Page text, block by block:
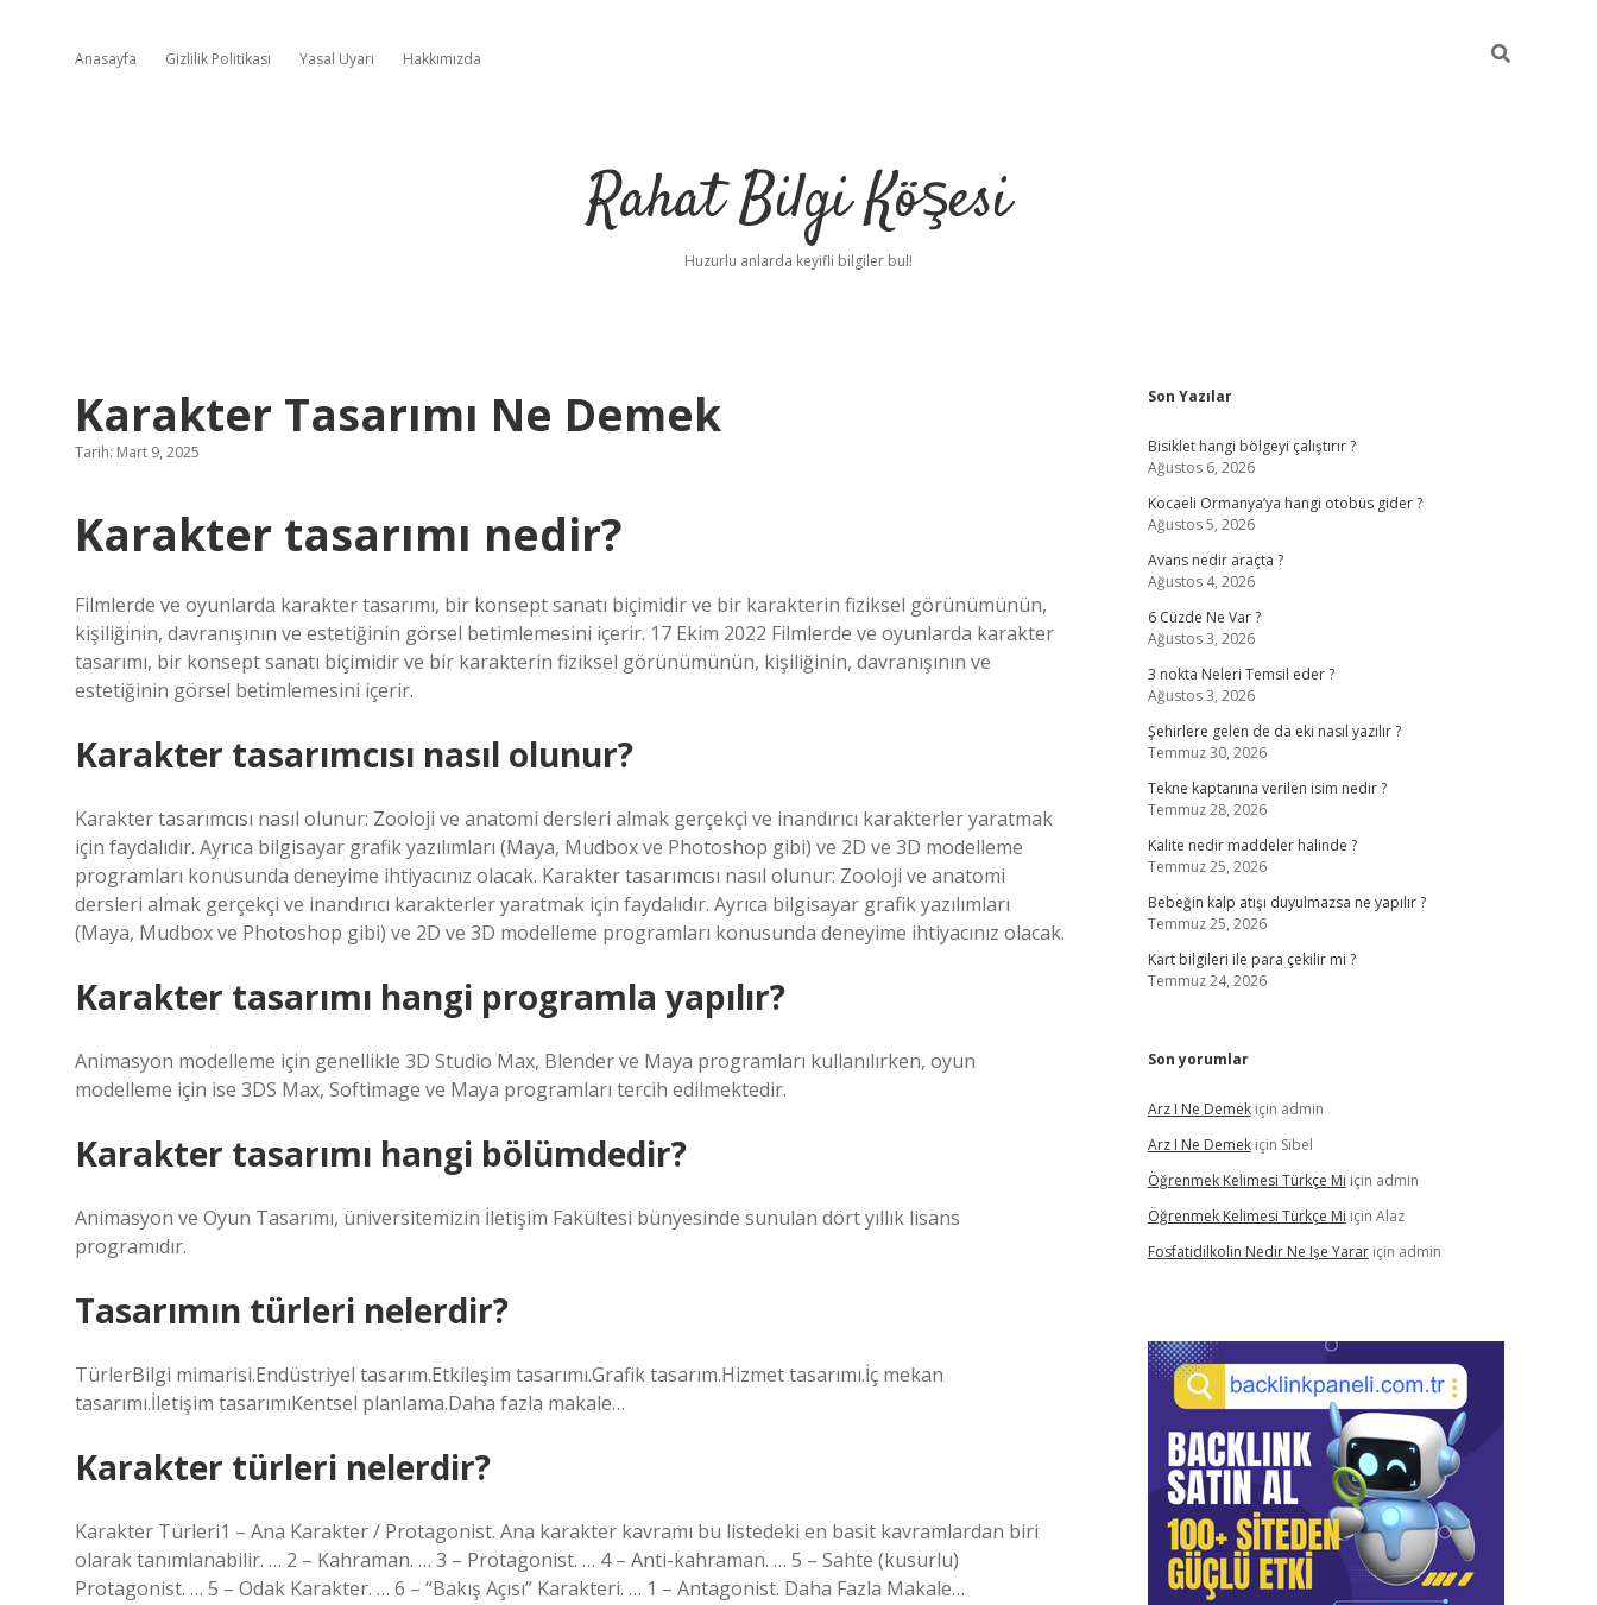
Anasayfa Gizlilik Politikası Yasal Uyarı Hakkımızda
Rahat Bilgi Köşesi
Huzurlu anlarda keyifli bilgiler bul!
Karakter Tasarımı Ne Demek
Tarih: Mart 9, 2025
Karakter tasarımı nedir?
Filmlerde ve oyunlarda karakter tasarımı, bir konsept sanatı biçimidir ve bir karakterin fiziksel görünümünün,
kişiliğinin, davranışının ve estetiğinin görsel betimlemesini içerir. 17 Ekim 2022 Filmlerde ve oyunlarda karakter
tasarımı, bir konsept sanatı biçimidir ve bir karakterin fiziksel görünümünün, kişiliğinin, davranışının ve
estetiğinin görsel betimlemesini içerir.
Karakter tasarımcısı nasıl olunur?
Karakter tasarımcısı nasıl olunur: Zooloji ve anatomi dersleri almak gerçekçi ve inandırıcı karakterler yaratmak
için faydalıdır. Ayrıca bilgisayar grafik yazılımları (Maya, Mudbox ve Photoshop gibi) ve 2D ve 3D modelleme
programları konusunda deneyime ihtiyacınız olacak. Karakter tasarımcısı nasıl olunur: Zooloji ve anatomi
dersleri almak gerçekçi ve inandırıcı karakterler yaratmak için faydalıdır. Ayrıca bilgisayar grafik yazılımları
(Maya, Mudbox ve Photoshop gibi) ve 2D ve 3D modelleme programları konusunda deneyime ihtiyacınız olacak.
Karakter tasarımı hangi programla yapılır?
Animasyon modelleme için genellikle 3D Studio Max, Blender ve Maya programları kullanılırken, oyun
modelleme için ise 3DS Max, Softimage ve Maya programları tercih edilmektedir.
Karakter tasarımı hangi bölümdedir?
Animasyon ve Oyun Tasarımı, üniversitemizin İletişim Fakültesi bünyesinde sunulan dört yıllık lisans
programıdır.
Tasarımın türleri nelerdir?
TürlerBilgi mimarisi.Endüstriyel tasarım.Etkileşim tasarımı.Grafik tasarım.Hizmet tasarımı.İç mekan
tasarımı.İletişim tasarımıKentsel planlama.Daha fazla makale…
Karakter türleri nelerdir?
Karakter Türleri1 – Ana Karakter / Protagonist. Ana karakter kavramı bu listedeki en basit kavramlardan biri
olarak tanımlanabilir. … 2 – Kahraman. … 3 – Protagonist. … 4 – Anti-kahraman. … 5 – Sahte (kusurlu)
Protagonist. … 5 – Odak Karakter. … 6 – “Bakış Açısı” Karakteri. … 1 – Antagonist. Daha Fazla Makale…
Sidebar
Son Yazılar
Bisiklet hangi bölgeyi çalıştırır ?
Ağustos 6, 2026
Kocaeli Ormanya’ya hangi otobüs gider ?
Ağustos 5, 2026
Avans nedir araçta ?
Ağustos 4, 2026
6 Cüzde Ne Var ?
Ağustos 3, 2026
3 nokta Neleri Temsil eder ?
Ağustos 3, 2026
Şehirlere gelen de da eki nasıl yazılır ?
Temmuz 30, 2026
Tekne kaptanına verilen isim nedir ?
Temmuz 28, 2026
Kalite nedir maddeler halinde ?
Temmuz 25, 2026
Bebeğin kalp atışı duyulmazsa ne yapılır ?
Temmuz 25, 2026
Kart bilgileri ile para çekilir mi ?
Temmuz 24, 2026
Son yorumlar
Arz I Ne Demekiçin admin
Arz I Ne Demekiçin Sibel
Öğrenmek Kelimesi Türkçe Mi için admin
Öğrenmek Kelimesi Türkçe Mi için Alaz
Fosfatidilkolin Nedir Ne Işe Yarariçin admin